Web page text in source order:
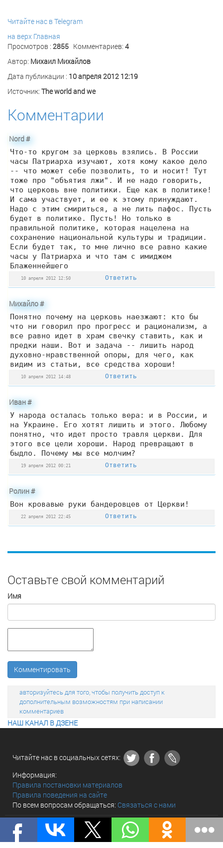
Читайте нас в Telegram
на верх Главная
Просмотров : 2855 Комментариев: 4
Автор: Михаил Михайлов
Дата публикации : 10 апреля 2012 12:19
Источник: The world and we
Комментарии
Nord#
Что-то кругом за церковь взялись. В России
часы Патриарха изучают, хотя кому какое дело
-- что может себе позволить, то и носит! Тут
тоже про "объятия лжи". И не надо говорить,
что церковь вне политики. Еще как в политике!
И сама участвует, и ее к этому принуждают.
Надо с этим смириться, а не лить пафос. Пусть
будет в политике. Пусть! Но только в
правильной политике, которая нацелена на
сохранение национальной культуры и традиции.
Если будет так, то мне лично все равно какие
часы у Патриарха и что там с имиджем
Блаженнейшего
10 апреля 2012 12:50 Ответить
Михайло#
Понятно почему на церковь наезжают: кто бы
что ни говорил про прогресс и рационализм, а
все равно идет в храм свечку ставить, как и
предки наши. Вот и задача -- лишить народ
духовно-нравственной опоры, для чего, как
видим из статьи, все средства хороши!
10 апреля 2012 14:48 Ответить
Иван#
У народа осталась только вера: и в России, и
на Украине. Его хотят лишить и этого. Любому
понятно, что идет просто травля церкви. Для
этого все цели хороши. Народ превращают в
быдло. Почему мы все молчим?
19 апреля 2012 00:21 Ответить
Ролин#
Вон кровавые руки бандеровцев от Церкви!
22 апреля 2012 22:45 Ответить
Оставьте свой комментарий
Имя
Комментировать
авторизуйтесь для того, чтобы получить доступ к
дополнительным возможностям при написании
комментариев
НАШ КАНАЛ В ДЗЕНЕ
Читайте нас в социальных сетях:
Информация:
Правила постановки материалов
Правила поведения на сайте
По всем вопросам обращаться: Связаться с нами
© «The world and we» 2010 - 2026